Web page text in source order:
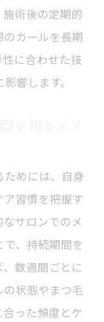
化するため
は
限に抑える
毎日のポイ
術後の定期的
カールを長期
に合わせた技
響します。
ためには、自身
習慣を把握す
サロンでのメ
、持続期間を
数週間ごとに
状態やまつ毛
った頻度とケ